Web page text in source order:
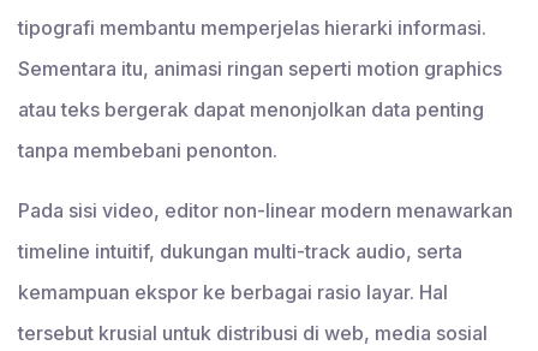
tipografi membantu memperjelas hierarki informasi.
Sementara itu, animasi ringan seperti motion graphics
atau teks bergerak dapat menonjolkan data penting
tanpa membebani penonton.
Pada sisi video, editor non-linear modern menawarkan
timeline intuitif, dukungan multi-track audio, serta
kemampuan ekspor ke berbagai rasio layar. Hal
tersebut krusial untuk distribusi di web, media sosial